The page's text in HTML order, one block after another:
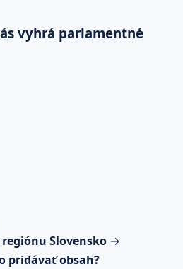
vyhrá parlamentné
regiónu Slovensko →
pridávať obsah?